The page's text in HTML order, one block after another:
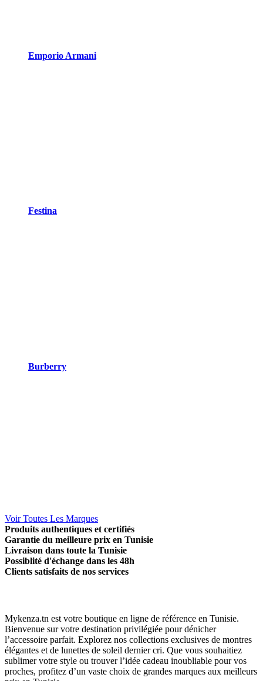
Emporio Armani
Festina
Burberry
Voir Toutes Les Marques
Produits authentiques et certifiés
Garantie du meilleure prix en Tunisie
Livraison dans toute la Tunisie
Possiblité d'échange dans les 48h
Clients satisfaits de nos services
Mykenza.tn est votre boutique en ligne de référence en Tunisie.
Bienvenue sur votre destination privilégiée pour dénicher
l’accessoire parfait. Explorez nos collections exclusives de montres
élégantes et de lunettes de soleil dernier cri. Que vous souhaitiez
sublimer votre style ou trouver l’idée cadeau inoubliable pour vos
proches, profitez d’un vaste choix de grandes marques aux meilleurs